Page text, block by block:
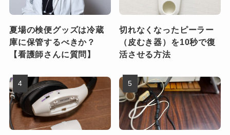
夏場の検便グッズは冷蔵
庫に保管するべきか？
【看護師さんに質問】
切れなくなったピーラー
（皮むき器）を10秒で復
活させる方法